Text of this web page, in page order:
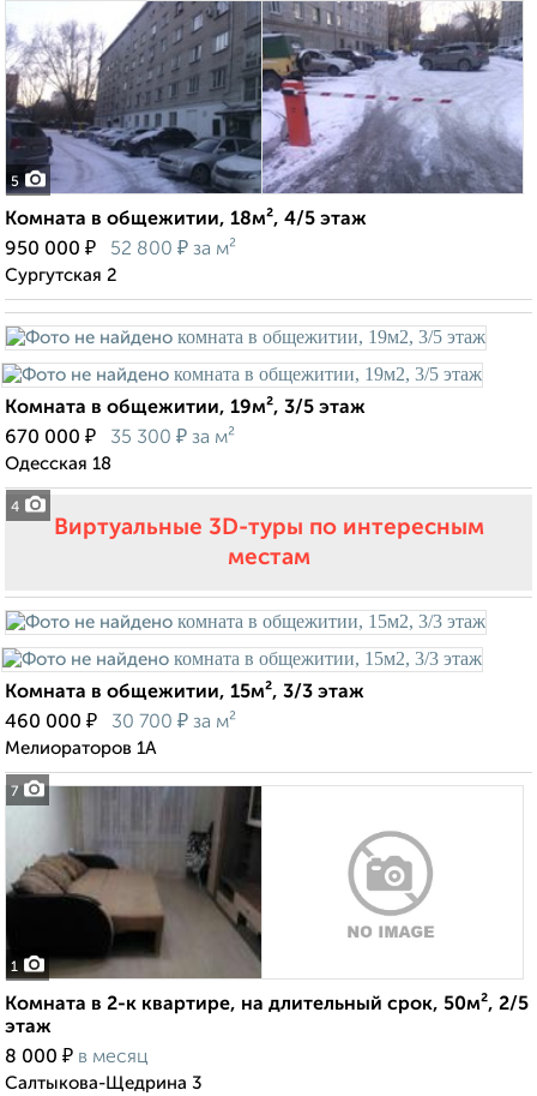
5
Комната в общежитии, 18м², 4/5 этаж
950 000 ₽ 52 800 ₽ за м²
Сургутская 2
4
Комната в общежитии, 19м², 3/5 этаж
670 000 ₽ 35 300 ₽ за м²
Одесская 18
Виртуальные 3D-туры по интересным
местам
7
Комната в общежитии, 15м², 3/3 этаж
460 000 ₽ 30 700 ₽ за м²
Мелиораторов 1А
1
Комната в 2-к квартире, на длительный срок, 50м², 2/5
этаж
8 000 ₽ в месяц
Салтыкова-Щедрина 3